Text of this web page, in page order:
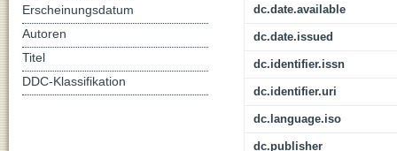
dc.date.available
dc.date.issued
dc.identifier.issn
dc.identifier.uri
dc.language.iso
dc.publisher
Erscheinungsdatum
Autoren
Titel
DDC-Klassifikation